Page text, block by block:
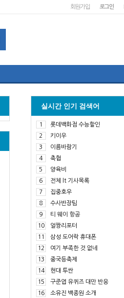
회원가입 로그인
실시간 인기 검색어
1
롯데백화점 수능할인
2
키이우
3
이름바람기
4
축협
5
양육비
6
전체 lt 기사목록
7
집중호우
8
수사반장팀
9
티 웨이 항공
10
얼짱리포터
11
삼성 도어락 휴대폰
12
여기 부족한 것 없네
13
중국등축제
14
현대 투싼
15
구준엽 유퀴즈 대만 반응
16
소유진 백종원 소개